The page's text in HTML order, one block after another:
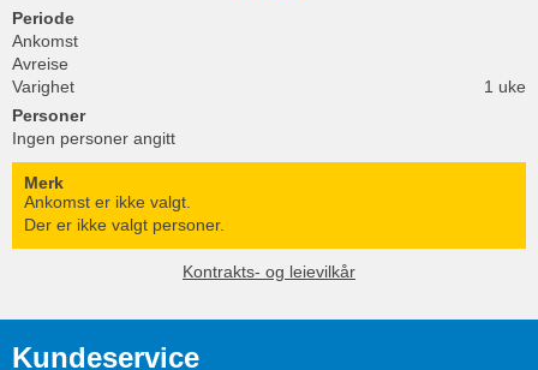
Periode
Ankomst
Avreise
Varighet
1 uke
Personer
Ingen personer angitt
Merk
Ankomst er ikke valgt.
Der er ikke valgt personer.
Kontrakts- og leievilkår
Kundeservice